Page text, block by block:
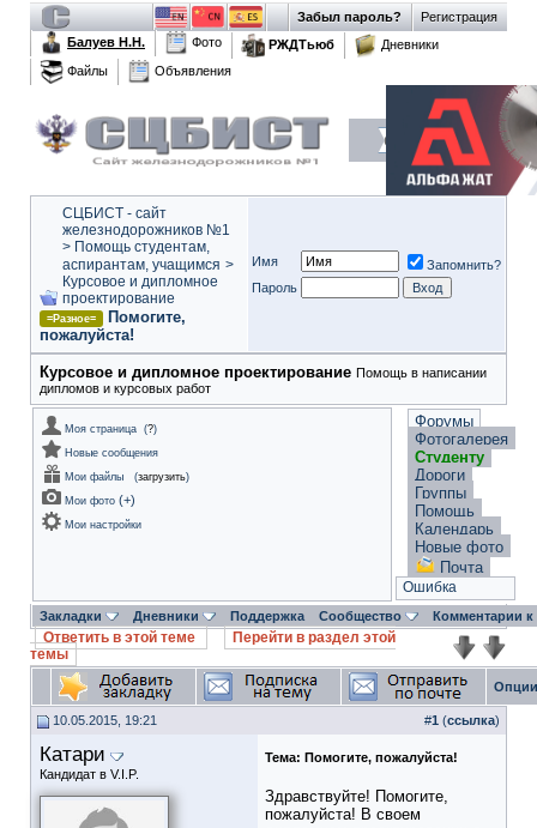
Регистрация
Забыл пароль?
Балуев Н.Н.
Фото РЖДТьюб
Дневники
Файлы
Объявления
СЦБИСТ - сайт
железнодорожников №1
> Помощь студентам,
аспирантам, учащимся >
Курсовое и дипломное
проектирование
=Разное=
Помогите,
пожалуйста!
Имя
Запомнить?
Пароль
Курсовое и дипломное проектирование Помощь в написании
дипломов и курсовых работ
Моя страница (?)
Новые сообщения
Мои файлы
(загрузить)
Мои фото (+)
Мои настройки
Форумы
Фотогалерея
Студенту
Дороги
Группы
Помощь
Календарь
Новые фото
Почта
Ошибка
Закладки Дневники Поддержка Сообщество Комментарии
Ответить в этой теме
Перейти в раздел этой
темы
10.05.2015, 19:21 #1 (ссылка)
Катари
Кандидат в V.I.P.
Тема: Помогите, пожалуйста!
Здравствуйте! Помогите,
пожалуйста! В своем